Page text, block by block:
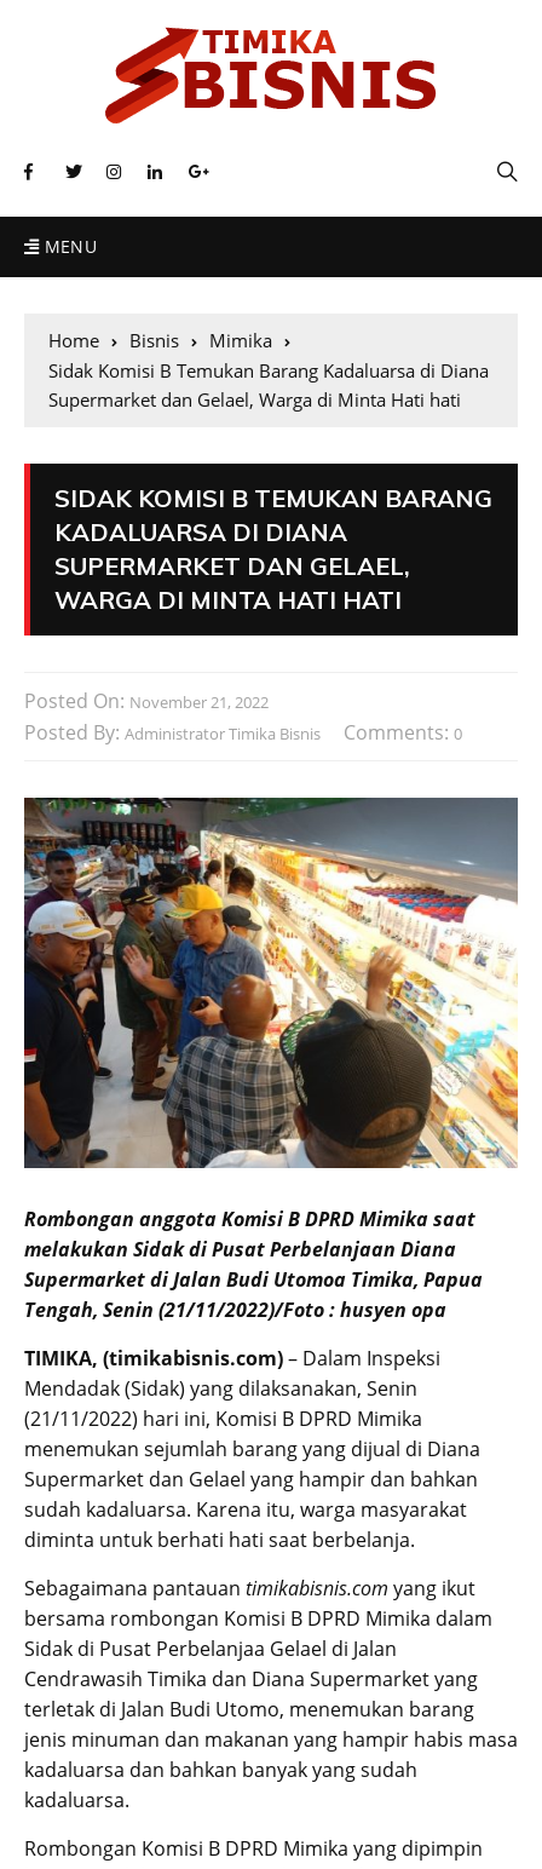
MENU
Home Bisnis
Mimika
Sidak Komisi B Temukan Barang Kadaluarsa di Diana
Supermarket dan Gelael, Warga di Minta Hati hati
SIDAK KOMISI B TEMUKAN BARANG
KADALUARSA DI DIANA
SUPERMARKET DAN GELAEL,
WARGA DI MINTA HATI HATI
Posted On: November 21, 2022
Posted By: Administrator Timika Bisnis Comments: 0
Rombongan anggota Komisi B DPRD Mimika saat
melakukan Sidak di Pusat Perbelanjaan Diana
Supermarket di Jalan Budi Utomoa Timika, Papua
Tengah, Senin (21/11/2022)/Foto : husyen opa
TIMIKA, (timikabisnis.com)– Dalam Inspeksi
Mendadak (Sidak) yang dilaksanakan, Senin
(21/11/2022) hari ini, Komisi B DPRD Mimika
menemukan sejumlah barang yang dijual di Diana
Supermarket dan Gelael yang hampir dan bahkan
sudah kadaluarsa. Karena itu, warga masyarakat
diminta untuk berhati hati saat berbelanja.
Sebagaimana pantauan timikabisnis.com yang ikut
bersama rombongan Komisi B DPRD Mimika dalam
Sidak di Pusat Perbelanjaa Gelael di Jalan
Cendrawasih Timika dan Diana Supermarket yang
terletak di Jalan Budi Utomo, menemukan barang
jenis minuman dan makanan yang hampir habis masa
kadaluarsa dan bahkan banyak yang sudah
kadaluarsa.
Rombongan Komisi B DPRD Mimika yang dipimpin